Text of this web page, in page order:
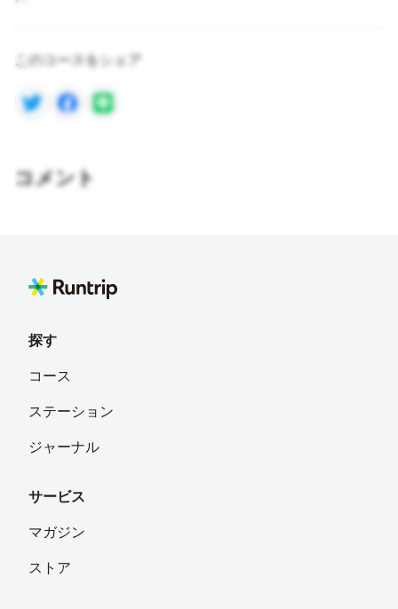
このコースをシェア
コメント
探す
コース
ステーション
ジャーナル
サービス
マガジン
ストア